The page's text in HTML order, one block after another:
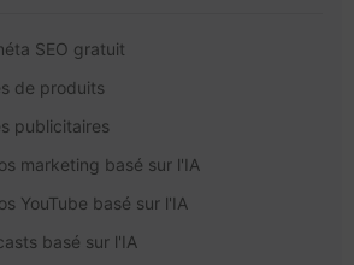
SEO gratuit
de produits
publicitaires
marketing basé sur l'IA
YouTube basé sur l'IA
basé sur l'IA